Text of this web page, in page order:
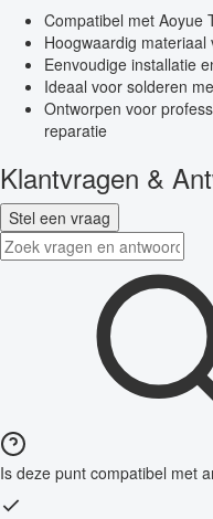
Compatibel met Aoyue
Hoogwaardig
Eenvoudige installatie
Ideaal voor solderen
Ontworpen voor
reparatie
Klantvragen &
Stel een vraag
Is deze punt compatibel met